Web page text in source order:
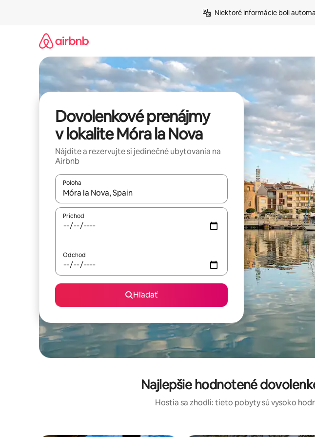
Niektoré informácie boli
Dovolenkové prenájmy
v lokalite Móra la Nova
Nájdite a rezervujte si jedinečné ubytovania na
Airbnb
Poloha
Keď budú výsledky k dispozícii, môžete si ich prechádzať pomocou klávesov
Príchod
Odchod
Hľadať
Najlepšie hodnotené
Hostia sa zhodli: tieto pobyty sú vysoko